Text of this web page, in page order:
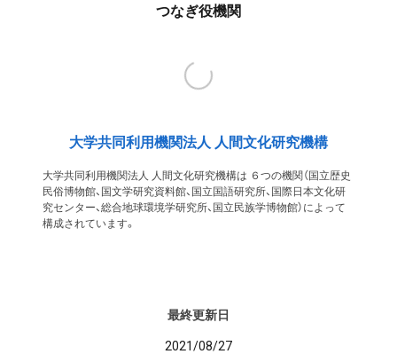
つなぎ役機関
大学共同利用機関法人 人間文化研究機構
大学共同利用機関法人 人間文化研究機構は ６つの機関（国立歴史
民俗博物館、国文学研究資料館、国立国語研究所、国際日本文化研
究センター、総合地球環境学研究所、国立民族学博物館）によって
構成されています。
最終更新日
2021/08/27